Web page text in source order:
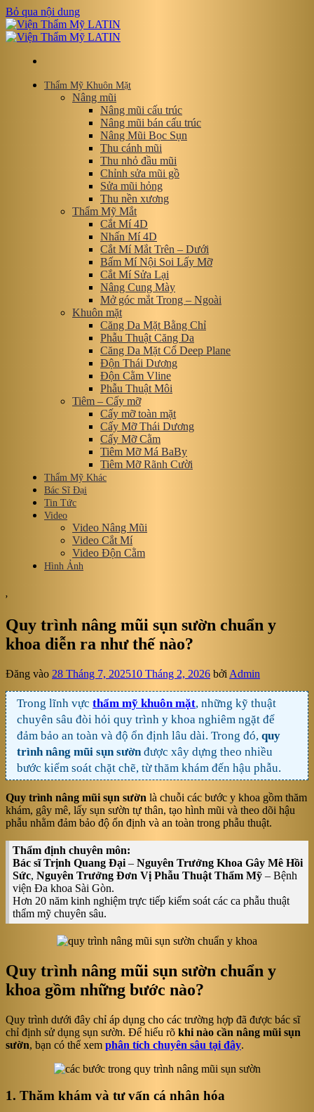
Bỏ qua nội dung
Thẩm Mỹ Khuôn Mặt
Nâng mũi
Nâng mũi cấu trúc
Nâng mũi bán cấu trúc
Nâng Mũi Bọc Sụn
Thu cánh mũi
Thu nhỏ đầu mũi
Chỉnh sửa mũi gồ
Sửa mũi hỏng
Thu nền xương
Thẩm Mỹ Mắt
Cắt Mí 4D
Nhấn Mí 4D
Cắt Mí Mắt Trên – Dưới
Bấm Mí Nội Soi Lấy Mỡ
Cắt Mí Sửa Lại
Nâng Cung Mày
Mở góc mắt Trong – Ngoài
Khuôn mặt
Căng Da Mặt Bằng Chỉ
Phẫu Thuật Căng Da
Căng Da Mặt Cổ Deep Plane
Độn Thái Dương
Độn Cằm Vline
Phẫu Thuật Môi
Tiêm – Cấy mỡ
Cấy mỡ toàn mặt
Cấy Mỡ Thái Dương
Cấy Mỡ Cằm
Tiêm Mỡ Má BaBy
Tiêm Mỡ Rãnh Cười
Thẩm Mỹ Khác
Bác Sĩ Đại
Tin Tức
Video
Video Nâng Mũi
Video Cắt Mí
Video Độn Cằm
Hình Ảnh
,
Quy trình nâng mũi sụn sườn chuẩn y
khoa diễn ra như thế nào?
Đăng vào 28 Tháng 7, 202510 Tháng 2, 2026 bởi Admin
Trong lĩnh vực thẩm mỹ khuôn mặt, những kỹ thuật
chuyên sâu đòi hỏi quy trình y khoa nghiêm ngặt để
đảm bảo an toàn và độ ổn định lâu dài. Trong đó, quy
trình nâng mũi sụn sườnđược xây dựng theo nhiều
bước kiểm soát chặt chẽ, từ thăm khám đến hậu phẫu.
Quy trình nâng mũi sụn sườn là chuỗi các bước y khoa gồm thăm
khám, gây mê, lấy sụn sườn tự thân, tạo hình mũi và theo dõi hậu
phẫu nhằm đảm bảo độ ổn định và an toàn trong phẫu thuật.
Thẩm định chuyên môn:
Bác sĩ Trịnh Quang Đại – Nguyên Trưởng Khoa Gây Mê Hồi
Sức, Nguyên Trưởng Đơn Vị Phẫu Thuật Thẩm Mỹ – Bệnh
viện Đa khoa Sài Gòn.
Hơn 20 năm kinh nghiệm trực tiếp kiểm soát các ca phẫu thuật
thẩm mỹ chuyên sâu.
Quy trình nâng mũi sụn sườn chuẩn y
khoa gồm những bước nào?
Quy trình dưới đây chỉ áp dụng cho các trường hợp đã được bác sĩ
chỉ định sử dụng sụn sườn. Để hiểu rõ khi nào cần nâng mũi sụn
sườn, bạn có thể xem phân tích chuyên sâu tại đây.
1. Thăm khám và tư vấn cá nhân hóa